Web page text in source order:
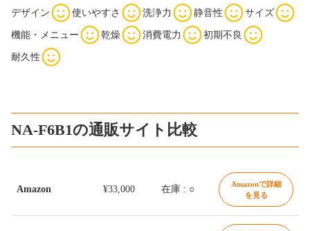
デザイン 使いやすさ 洗浄力 静音性 サイズ
機能・メニュー 乾燥 消費電力 初期不良
耐久性
NA-F6B1の通販サイト比較
Amazon ¥33,000 在庫 : ○
Amazonで詳細
を見る